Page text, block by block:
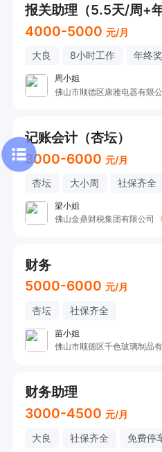
报关助理（5.5天/周+年
4000-5000 元/月
大良 8小时工作 年终奖
周小姐
佛山市顺德区康雅电器有限
记账会计（杏坛）
3000-6000 元/月
杏坛 大小周 社保齐全
梁小姐
佛山金鼎财税集团有限公司
财务
5000-6000 元/月
杏坛 社保齐全
苗小姐
佛山市顺德区千色玻璃制品
财务助理
3000-4500 元/月
大良 社保齐全 免费停